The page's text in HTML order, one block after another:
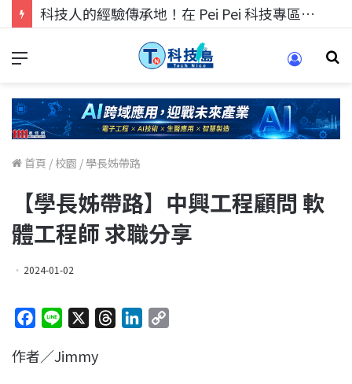
科技人找工作，就到TECH+ 科技專區!
首頁 / 校園 / 學長姊帶路
【學長姊帶路】中興工程顧問 軟
體工程師 求職分享
2024-01-02
c
n
作者／Jimmy